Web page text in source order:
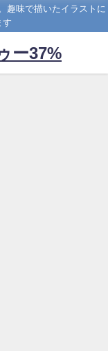
趣味で描いたイラストに
す
ー37%